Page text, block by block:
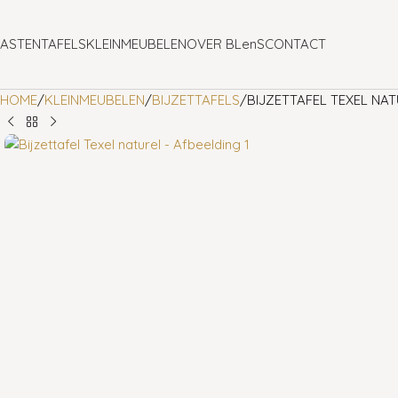
TAFELSKLEINMEUBELENOVER BLenSCONTACT
HOME KLEINMEUBELEN BIJZETTAFELS BIJZETTAFEL TEXEL